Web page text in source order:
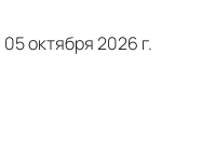
05 октября 2026 г.